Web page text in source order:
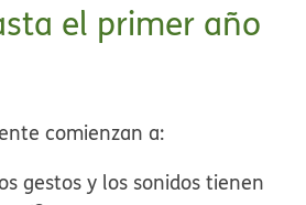
el primer año
comienzan a:
gestos y los sonidos tienen